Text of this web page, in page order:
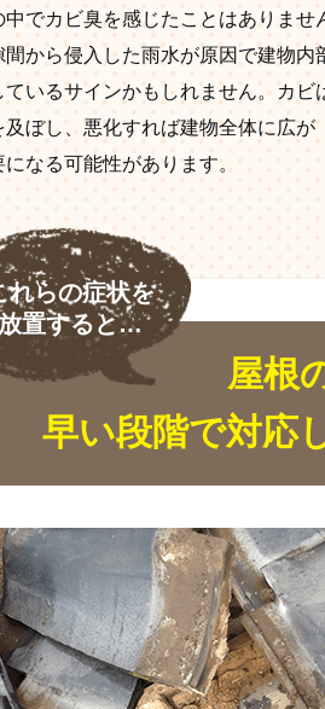
でカビ臭を感じたことはありませ
から侵入した雨水が原因で建物内
いるサインかもしれません。カビ
ぼし、悪化すれば建物全体に広が
なる可能性があります。
屋根
早い段階で対応
れらの症状を
置すると…